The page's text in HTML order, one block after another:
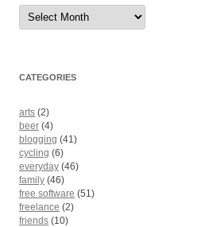
Archives
CATEGORIES
arts (2)
beer (4)
blogging (41)
cycling (6)
everyday (46)
family (46)
free software (51)
freelance (2)
friends (10)